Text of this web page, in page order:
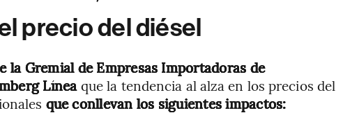
precio del diésel
la Gremial de Empresas Importadoras de
Líneaque la tendencia al alza en los precios del
queconllevan los siguientes impactos: